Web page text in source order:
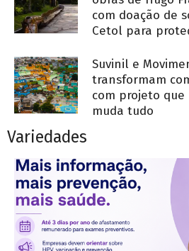
com doação de
Cetol para
Suvinil e
transformam
com projeto
muda tudo
Variedades